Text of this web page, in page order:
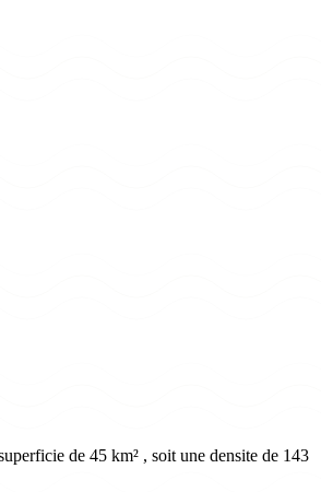
de 45 km² , soit une densite de 143